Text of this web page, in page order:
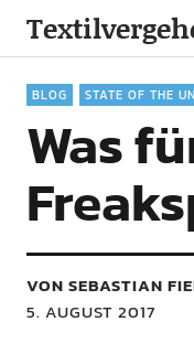
BLOG STATE OF THE
Was
VON SEBASTIAN
5. AUGUST 2017